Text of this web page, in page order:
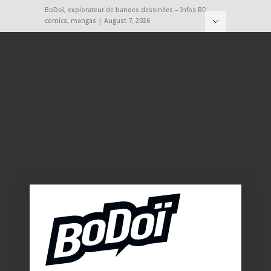
BoDoï, explorateur de bandes dessinées – Infos BD,
comics, mangas | August 7, 2026